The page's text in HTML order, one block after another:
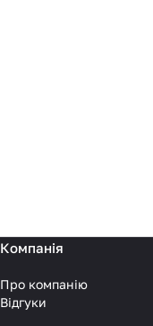
Компанія
Про компанію
Відгуки